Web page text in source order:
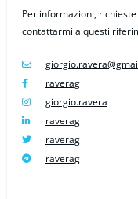
Per informazioni,
contattarmi a questi
raverag
giorgio.ravera
raverag
raverag
raverag